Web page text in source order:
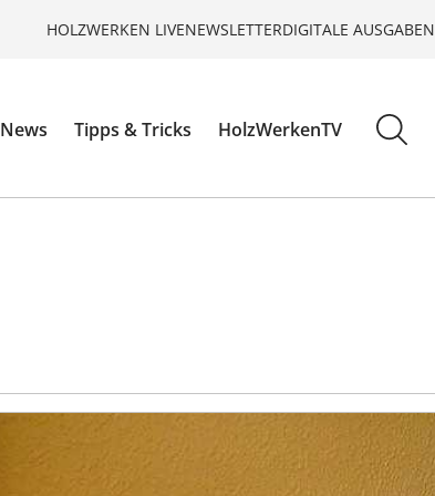
HOLZWERKEN LIVENEWSLETTERDIGITALE AUSGABEN
News Tipps & Tricks HolzWerkenTV